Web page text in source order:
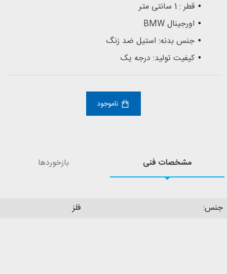
قطر : 1 سانتی متر
اورجینال BMW
جنس بدنه: استیل ضد زنگ
کیفیت تولید: درجه یک
ناموجود
مشخصات فنی بازخوردها
جنس: فلز